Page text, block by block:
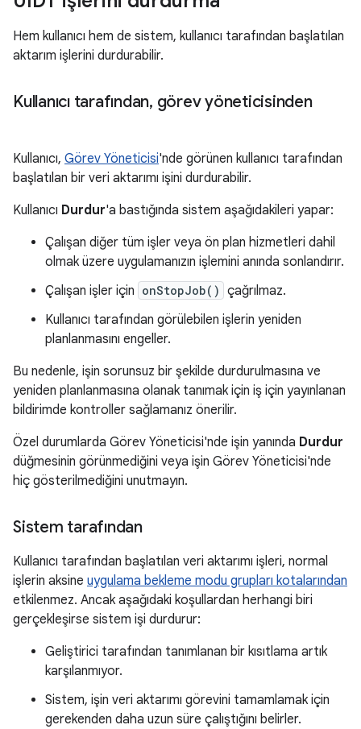
Hem kullanıcı hem de sistem, kullanıcı tarafından başlatılan
aktarım işlerini durdurabilir.
Kullanıcı tarafından, görev yöneticisinden
Kullanıcı, Görev Yöneticisi'nde görünen kullanıcı tarafından
başlatılan bir veri aktarımı işini durdurabilir.
Kullanıcı Durdur'a bastığında sistem aşağıdakileri yapar:
Çalışan diğer tüm işler veya ön plan hizmetleri dahil
olmak üzere uygulamanızın işlemini anında sonlandırır.
Çalışan işler için onStopJob() çağrılmaz.
Kullanıcı tarafından görülebilen işlerin yeniden
planlanmasını engeller.
Bu nedenle, işin sorunsuz bir şekilde durdurulmasına ve
yeniden planlanmasına olanak tanımak için iş için yayınlanan
bildirimde kontroller sağlamanız önerilir.
Özel durumlarda Görev Yöneticisi'nde işin yanında Durdur
düğmesinin görünmediğini veya işin Görev Yöneticisi'nde
hiç gösterilmediğini unutmayın.
Sistem tarafından
Kullanıcı tarafından başlatılan veri aktarımı işleri, normal
işlerin aksine uygulama bekleme modu grupları kotalarından
etkilenmez. Ancak aşağıdaki koşullardan herhangi biri
gerçekleşirse sistem işi durdurur:
Geliştirici tarafından tanımlanan bir kısıtlama artık
karşılanmıyor.
Sistem, işin veri aktarımı görevini tamamlamak için
gerekenden daha uzun süre çalıştığını belirler.